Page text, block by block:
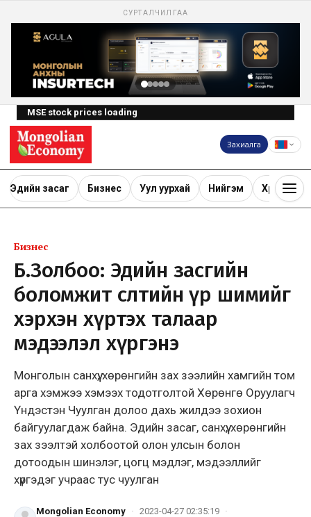
СУРТАЛЧИЛГАА
MSE stock prices loading
Захиалга
Эдийн засаг Бизнес Уул уурхай Нийгэм Хөрөнгө
Бизнес
Б.Золбоо: Эдийн засгийн
боломжит өсөлтийн үр шимийг
хэрхэн хүртэх талаар
мэдээлэл хүргэнэ
Монголын санхүү, хөрөнгийн зах зээлийн хамгийн том
арга хэмжээ хэмээх тодотголтой Хөрөнгө Оруулагч
Үндэстэн Чуулган долоо дахь жилдээ зохион
байгуулагдаж байна. Эдийн засаг, санхүү, хөрөнгийн
зах зээлтэй холбоотой олон улсын болон
дотоодын шинэлэг, цогц мэдлэг, мэдээллийг
хүргэдэг учраас тус чуулган
Mongolian Economy · 2023-04-27 02:35:19 ·